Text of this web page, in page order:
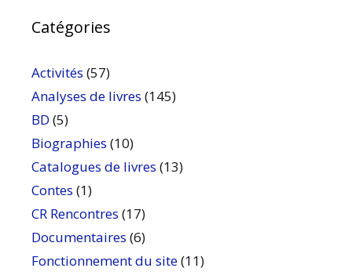
Catégories
Activités (57)
Analyses de livres (145)
BD (5)
Biographies (10)
Catalogues de livres (13)
Contes (1)
CR Rencontres (17)
Documentaires (6)
Fonctionnement du site(11)